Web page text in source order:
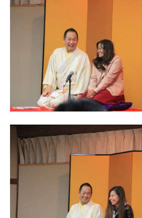
目的
届出・手続・申請
ごみ・リサイクル 防
各種相談窓口 担